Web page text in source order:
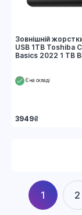
Зовнішній
USB 1TB Toshiba
Basics 2022 1 TB
Є на складі
3949₴
1 2